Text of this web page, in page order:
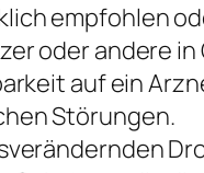
empfohlen
oder andere in
auf ein
Störungen.